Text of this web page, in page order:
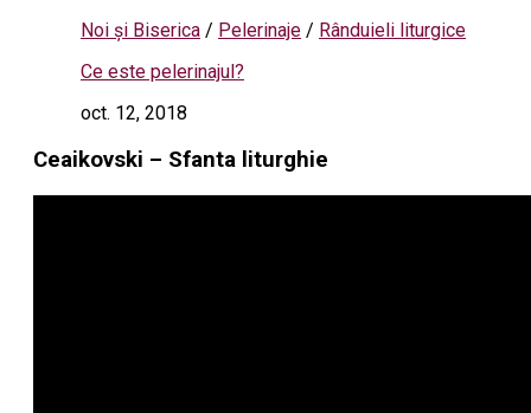
Noi și Biserica / Pelerinaje / Rânduieli liturgice
Ce este pelerinajul?
oct. 12, 2018
Ceaikovski – Sfanta liturghie